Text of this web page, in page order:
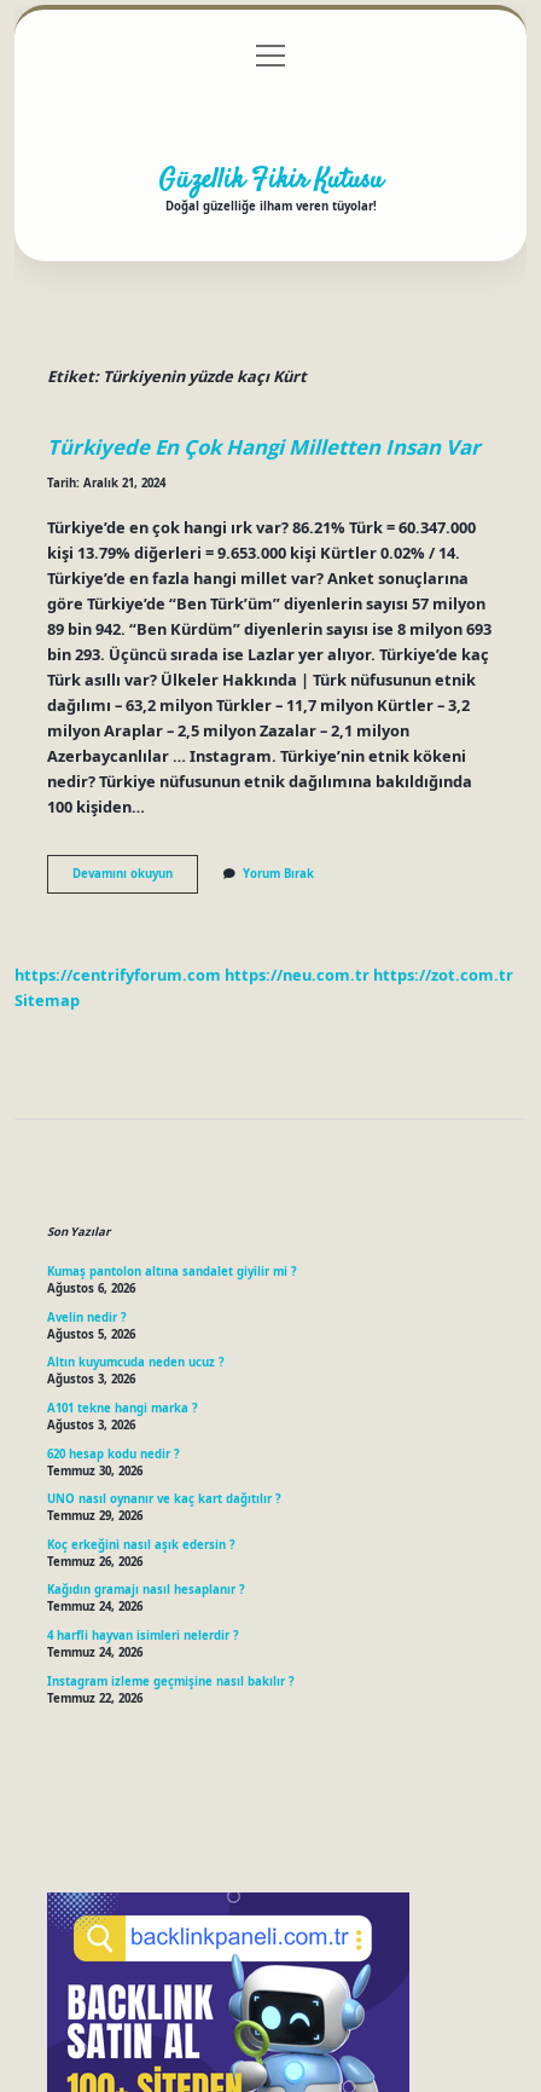
Gizlilik Politikası
menüyü
aç
Güzellik Fikir Kutusu
Doğal güzelliğe ilham veren tüyolar!
Etiket: Türkiyenin yüzde kaçı Kürt
Türkiyede En Çok Hangi Milletten Insan Var
Tarih: Aralık 21, 2024
Türkiye’de en çok hangi ırk var? 86.21% Türk = 60.347.000
kişi 13.79% diğerleri = 9.653.000 kişi Kürtler 0.02% / 14.
Türkiye’de en fazla hangi millet var? Anket sonuçlarına
göre Türkiye’de “Ben Türk’üm” diyenlerin sayısı 57 milyon
89 bin 942. “Ben Kürdüm” diyenlerin sayısı ise 8 milyon 693
bin 293. Üçüncü sırada ise Lazlar yer alıyor. Türkiye’de kaç
Türk asıllı var? Ülkeler Hakkında | Türk nüfusunun etnik
dağılımı – 63,2 milyon Türkler – 11,7 milyon Kürtler – 3,2
milyon Araplar – 2,5 milyon Zazalar – 2,1 milyon
Azerbaycanlılar … Instagram. Türkiye’nin etnik kökeni
nedir? Türkiye nüfusunun etnik dağılımına bakıldığında
100 kişiden…
Devamını okuyunTürkiyede
En
Var
Yorum Bırak
https://centrifyforum.com https://neu.com.tr https://zot.com.tr
Sitemap
Son Yazılar
Kumaş pantolon altına sandalet giyilir mi ?
Ağustos 6, 2026
Avelin nedir ?
Ağustos 5, 2026
Altın kuyumcuda neden ucuz ?
Ağustos 3, 2026
A101 tekne hangi marka ?
Ağustos 3, 2026
620 hesap kodu nedir ?
Temmuz 30, 2026
UNO nasıl oynanır ve kaç kart dağıtılır ?
Temmuz 29, 2026
Koç erkeğini nasıl aşık edersin ?
Temmuz 26, 2026
Kağıdın gramajı nasıl hesaplanır ?
Temmuz 24, 2026
4 harfli hayvan isimleri nelerdir ?
Temmuz 24, 2026
Instagram izleme geçmişine nasıl bakılır ?
Temmuz 22, 2026